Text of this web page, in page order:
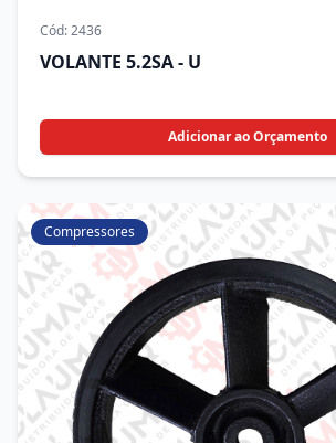
Cód:2436
VOLANTE 5.2SA - U
Adicionar ao Orçamento
Compressores